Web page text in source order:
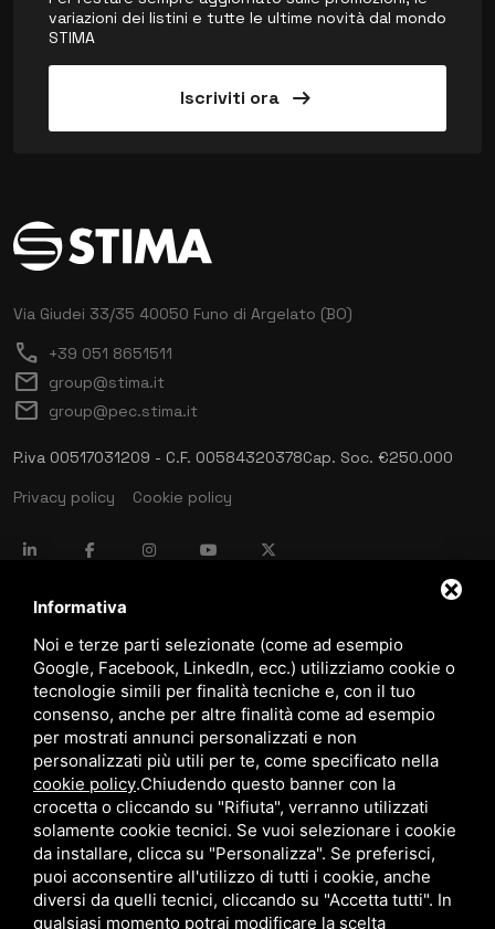
variazioni dei listini e tutte le ultime novità dal mondo
STIMA
Iscriviti ora arrow_right_alt
Via Giudei 33/35 40050 Funo di Argelato (BO)
call +39 051 8651511
mail group@stima.it
mail group@pec.stima.it
P.iva 00517031209 - C.F. 00584320378Cap. Soc. €250.000
Privacy policy
Cookie policy
language ITALIANO
download Catalogo Stima
download Politica qualità e sicurezza
Questo sito è protetto da Google reCAPTCHA v3,Privacy Policy
Informativa
Noi e terze parti selezionate (come ad esempio
Google, Facebook, LinkedIn, ecc.) utilizziamo cookie o
tecnologie simili per finalità tecniche e, con il tuo
consenso, anche per altre finalità come ad esempio
per mostrati annunci personalizzati e non
personalizzati più utili per te, come specificato nella
cookie policy.Chiudendo questo banner con la
crocetta o cliccando su "Rifiuta", verranno utilizzati
solamente cookie tecnici. Se vuoi selezionare i cookie
da installare, clicca su "Personalizza". Se preferisci,
puoi acconsentire all'utilizzo di tutti i cookie, anche
diversi da quelli tecnici, cliccando su "Accetta tutti". In
qualsiasi momento potrai modificare la scelta